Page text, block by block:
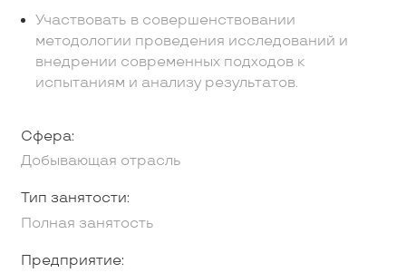
Участвовать в совершенствовании
методологии проведения исследований и
внедрении современных подходов к
испытаниям и анализу результатов.
Сфера:
Добывающая отрасль
Тип занятости:
Полная занятость
Предприятие: